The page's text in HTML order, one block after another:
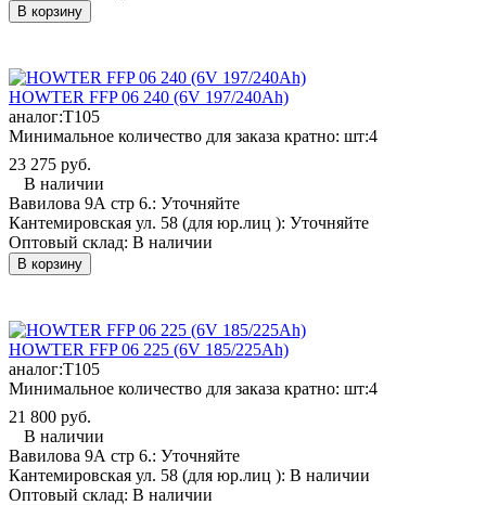
В корзину
HOWTER FFP 06 240 (6V 197/240Ah)
аналог:T105
Минимальное количество для заказа кратно: шт:4
23 275 руб.
В наличии
Вавилова 9А стр 6.: Уточняйте
Кантемировская ул. 58 (для юр.лиц ): Уточняйте
Оптовый склад: В наличии
В корзину
HOWTER FFP 06 225 (6V 185/225Ah)
аналог:T105
Минимальное количество для заказа кратно: шт:4
21 800 руб.
В наличии
Вавилова 9А стр 6.: Уточняйте
Кантемировская ул. 58 (для юр.лиц ): В наличии
Оптовый склад: В наличии